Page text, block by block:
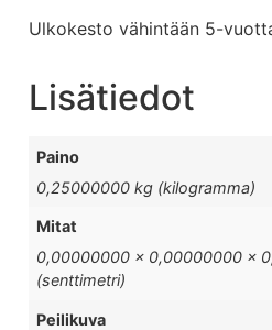
Ulkokesto vähintään 5-
Lisätiedot
Paino
0,25000000 kg (kilogramma)
Mitat
0,00000000 × 0,00000000 ×
(senttimetri)
Peilikuva